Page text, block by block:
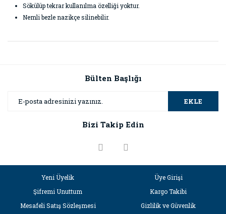
Sökülüp tekrar kullanılma özelliği yoktur.
Nemli bezle nazikçe silinebilir.
Görüş ve önerileriniz için teşekkür ederiz.
Ürün resmi kalitesiz, bozuk veya görüntülenemiyor.
Ürün bilgilerinde hatalar bulunuyor.
Bülten Başlığı
EKLE
Bizi Takip Edin
Yeni Üyelik
Üye Girişi
Şifremi Unuttum
Kargo Takibi
Mesafeli Satış Sözleşmesi
Gizlilik ve Güvenlik